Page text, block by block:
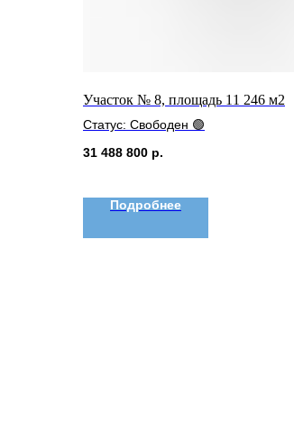
Участок № 8, площадь 11 246 м2
Статус: Свободен 🟢
31 488 800 р.
Подробнее